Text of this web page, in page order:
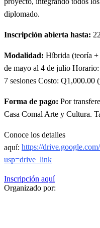
diplomado.
Inscripción abierta hasta:
Modalidad: Híbrida (teoría +
de mayo al 4 de julio
7 sesiones Costo: Q1,000.00
Forma de pago: Por
Casa Comal Arte y Cultura.
Conoce los detalles
aquí: https://
usp=drive_link
Inscripción aquí
Organizado por: